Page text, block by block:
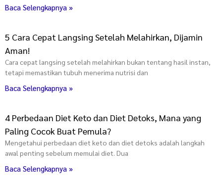
Baca Selengkapnya »
5 Cara Cepat Langsing Setelah Melahirkan, Dijamin
Aman!
Cara cepat langsing setelah melahirkan bukan tentang hasil instan,
tetapi memastikan tubuh menerima nutrisi dan
Baca Selengkapnya »
4 Perbedaan Diet Keto dan Diet Detoks, Mana yang
Paling Cocok Buat Pemula?
Mengetahui perbedaan diet keto dan diet detoks adalah langkah
awal penting sebelum memulai diet. Dua
Baca Selengkapnya »